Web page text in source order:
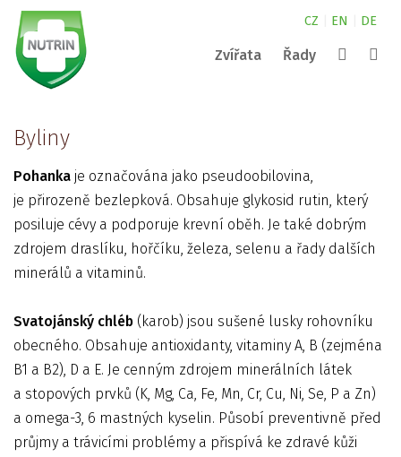
CZ EN DE
Zvířata Řady
Aquarium Pond
Darwin´s ZOO
NUTRIN pro psy
Vyhledat
Byliny
Pohanka je označována jako pseudoobilovina,
je přirozeně bezlepková. Obsahuje glykosid rutin, který
posiluje cévy a podporuje krevní oběh. Je také dobrým
zdrojem draslíku, hořčíku, železa, selenu a řady dalších
minerálů a vitaminů.
Svatojánský chléb (karob) jsou sušené lusky rohovníku
obecného. Obsahuje antioxidanty, vitaminy A, B (zejména
B1 a B2), D a E. Je cenným zdrojem minerálních látek
a stopových prvků (K, Mg, Ca, Fe, Mn, Cr, Cu, Ni, Se, P a Zn)
a omega-3, 6 mastných kyselin. Působí preventivně před
průjmy a trávicími problémy a přispívá ke zdravé kůži